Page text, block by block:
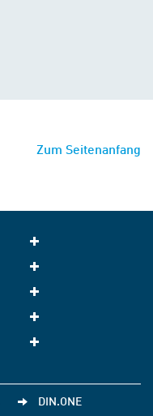
Zum Seitenanfang
DIN.ONE